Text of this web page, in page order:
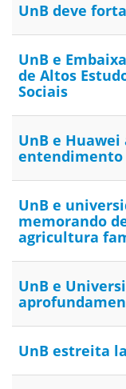
UnB deve
UnB e
de Altos
Sociais
UnB e
entendimento
UnB e
memorando
agricultura
UnB e
UnB estreita